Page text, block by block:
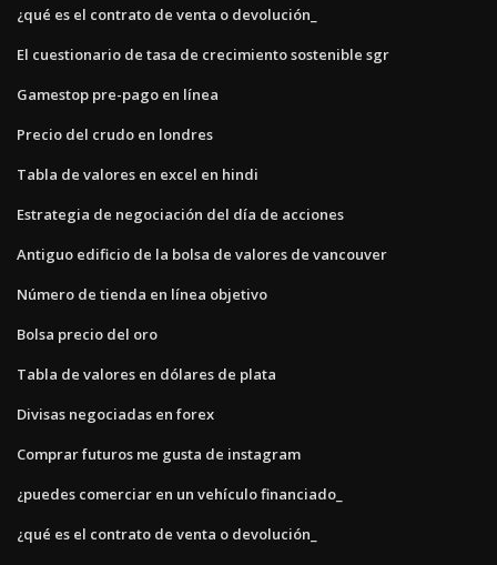
¿qué es el contrato de venta o devolución_
El cuestionario de tasa de crecimiento sostenible sgr
Gamestop pre-pago en línea
Precio del crudo en londres
Tabla de valores en excel en hindi
Estrategia de negociación del día de acciones
Antiguo edificio de la bolsa de valores de vancouver
Número de tienda en línea objetivo
Bolsa precio del oro
Tabla de valores en dólares de plata
Divisas negociadas en forex
Comprar futuros me gusta de instagram
¿puedes comerciar en un vehículo financiado_
¿qué es el contrato de venta o devolución_